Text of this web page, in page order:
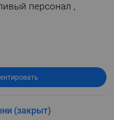
персонал ,
(закрыт)